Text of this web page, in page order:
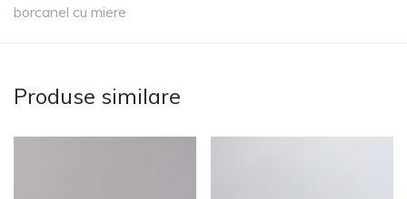
borcanel cu miere
Produse similare